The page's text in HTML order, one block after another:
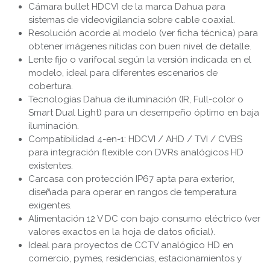
Cámara bullet HDCVI de la marca Dahua para
sistemas de videovigilancia sobre cable coaxial.
Resolución acorde al modelo (ver ficha técnica) para
obtener imágenes nítidas con buen nivel de detalle.
Lente fijo o varifocal según la versión indicada en el
modelo, ideal para diferentes escenarios de
cobertura.
Tecnologías Dahua de iluminación (IR, Full-color o
Smart Dual Light) para un desempeño óptimo en baja
iluminación.
Compatibilidad 4-en-1: HDCVI / AHD / TVI / CVBS
para integración flexible con DVRs analógicos HD
existentes.
Carcasa con protección IP67 apta para exterior,
diseñada para operar en rangos de temperatura
exigentes.
Alimentación 12 V DC con bajo consumo eléctrico (ver
valores exactos en la hoja de datos oficial).
Ideal para proyectos de CCTV analógico HD en
comercio, pymes, residencias, estacionamientos y